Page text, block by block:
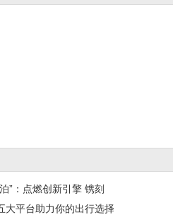
”：点燃创新引擎 镌刻
大平台助力你的出行选择